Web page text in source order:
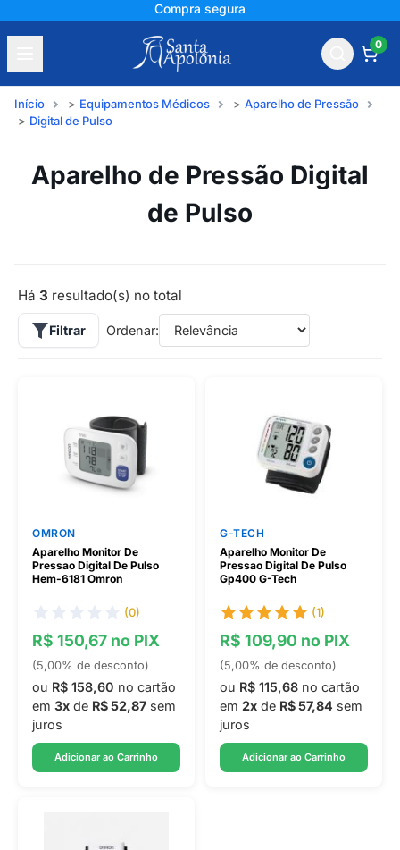
Compra segura
0
Início Equipamentos Médicos
Aparelho de Pressão
Digital de Pulso
Aparelho de Pressão Digital
de Pulso
Há 3 resultado(s) no total
Filtrar Ordenar:
OMRON
Aparelho Monitor De
Pressao Digital De Pulso
Hem-6181 Omron
(0)
R$ 150,67 no PIX
(5,00% de desconto)
ou R$ 158,60 no cartão
em 3x de R$ 52,87 sem
juros
Adicionar ao Carrinho
G-TECH
Aparelho Monitor De
Pressao Digital De Pulso
Gp400 G-Tech
(1)
R$ 109,90 no PIX
(5,00% de desconto)
ou R$ 115,68 no cartão
em 2x de R$ 57,84 sem
juros
Adicionar ao Carrinho